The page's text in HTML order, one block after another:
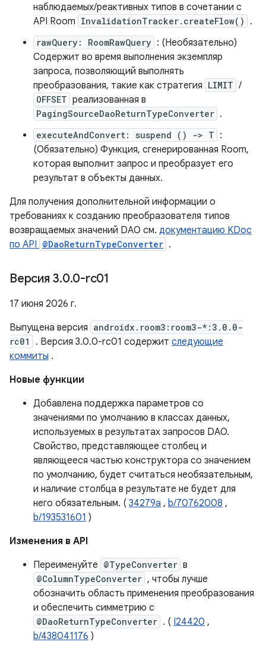
наблюдаемых/реактивных типов в сочетании с
API Room InvalidationTracker.createFlow() .
rawQuery: RoomRawQuery : (Необязательно)
Содержит во время выполнения экземпляр
запроса, позволяющий выполнять
преобразования, такие как стратегия LIMIT /
OFFSET реализованная в
PagingSourceDaoReturnTypeConverter .
executeAndConvert: suspend () -> T :
(Обязательно) Функция, сгенерированная Room,
которая выполнит запрос и преобразует его
результат в объекты данных.
Для получения дополнительной информации о
требованиях к созданию преобразователя типов
возвращаемых значений DAO см. документацию KDoc
по API @DaoReturnTypeConverter .
Версия 3.0.0-rc01
17 июня 2026 г.
Выпущена версия androidx.room3:room3-*:3.0.0-
rc01
. Версия 3.0.0-rc01 содержит следующие
коммиты .
Новые функции
Добавлена ​​поддержка параметров со
значениями по умолчанию в классах данных,
используемых в результатах запросов DAO.
Свойство, представляющее столбец и
являющееся частью конструктора со значением
по умолчанию, будет считаться необязательным,
и наличие столбца в результате не будет для
него обязательным. ( 34279a , b/70762008 ,
b/193531601 )
Изменения в API
Переименуйте @TypeConverter в
@ColumnTypeConverter , чтобы лучше
обозначить область применения преобразования
и обеспечить симметрию с
@DaoReturnTypeConverter . ( I24420 ,
b/438041176 )